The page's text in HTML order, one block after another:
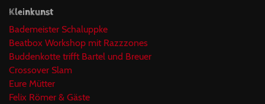
Kleinkunst
Bademeister Schaluppke
Beatbox Workshop mit Razzzones
Buddenkotte trifft Bartel und Breuer
Crossover Slam
Eure Mütter
Felix Römer & Gäste